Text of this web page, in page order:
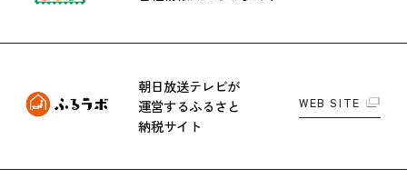
朝日放送テレビが
運営するふるさと
納税サイト
WEB SITE